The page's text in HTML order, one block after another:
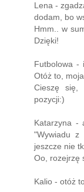
Lena -
dodam, bo
Hmm.. w
Dzięki!
Futbolowa -
Otóż to,
Cieszę się,
pozycji:)
Katarzyna -
"Wywiadu z
jeszcze nie
Oo, rozejrzę
Kalio - otóż